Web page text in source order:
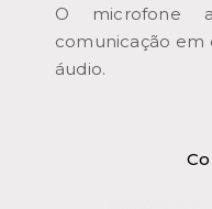
O microfone
comunicação em
áudio.